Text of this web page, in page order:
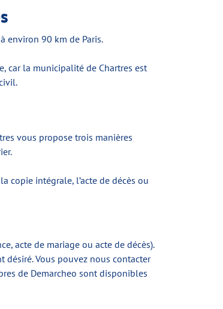
environ 90 km de Paris.
car la municipalité de Chartres est
vous propose trois manières
copie intégrale, l’acte de décès ou
acte de mariage ou acte de décès).
désiré. Vous pouvez nous contacter
de Demarcheo sont disponibles